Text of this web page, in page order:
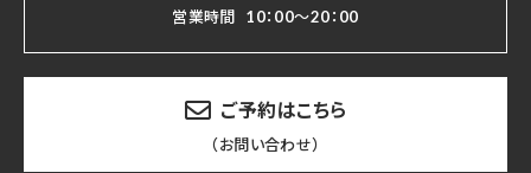
営業時間 10：00～20：00
ご予約はこちら
（お問い合わせ）